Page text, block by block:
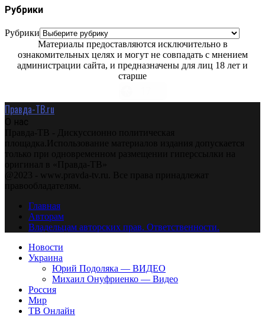
Рубрики
Рубрики
Материалы предоставляются исключительно в
ознакомительных целях и могут не совпадать с мнением
администрации сайта, и предназначены для лиц 18 лет и
старше
Правда-ТВ.ru
О нас
Правда-ТВ - Дискуссионно политическая
площадка.Использование материалов издания допускается
только при одновременном размещении гиперссылки на
оригинал в «Правда-ТВ»
@2023 - www.pravda-tv.ru. Все права принадлежат
правообладателям.
Главная
Авторам
Владельцам авторских прав. Ответственности.
Новости
Украина
Юрий Подоляка — ВИДЕО
Михаил Онуфриенко — Видео
Россия
Мир
ТВ Онлайн